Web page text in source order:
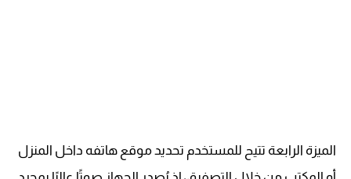
الميزة الرابعة تتيح للمستخدم تحديد موقع هاتفه داخل المنزل